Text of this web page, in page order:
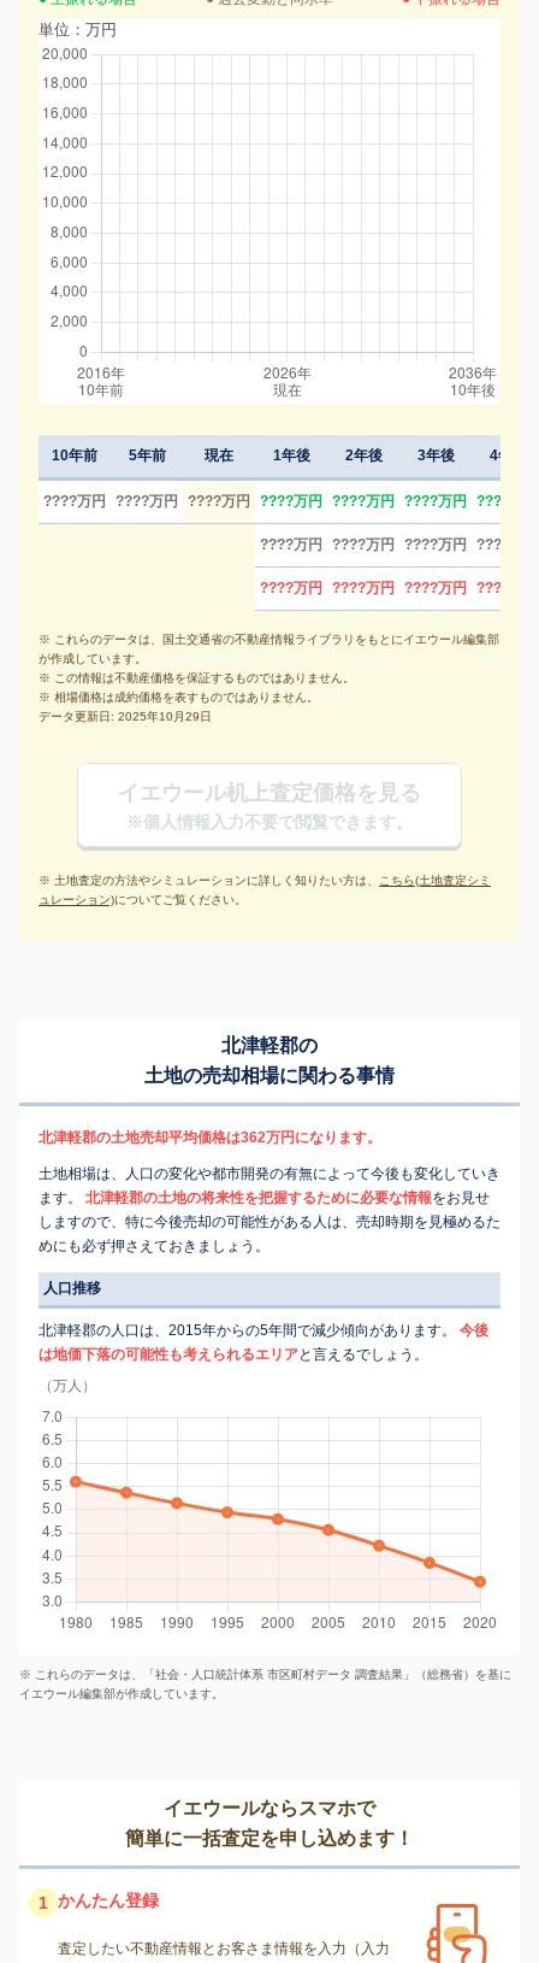
単位：万円
10年前 5年前 現在
????万円 ????万円 ????万円
1年後 2年後 3年後 4年後
????万円 ????万円 ????万円 ????万円
????万円 ????万円 ????万円 ????万円
????万円 ????万円 ????万円 ????万円
※ これらのデータは、国土交通省の不動産情報ライブラリをもとにイエウール編集部
が作成しています。
※ この情報は不動産価格を保証するものではありません。
※ 相場価格は成約価格を表すものではありません。
データ更新日: 2025年10月29日
イエウール机上査定価格を見る
※個人情報入力不要で閲覧できます。
※ 土地査定の方法やシミュレーションに詳しく知りたい方は、 こちら(土地査定シミ
ュレーション)についてご覧ください。
北津軽郡の
土地の売却相場に関わる事情
北津軽郡の土地売却平均価格は362万円になります。
土地相場は、人口の変化や都市開発の有無によって今後も変化していき
ます。
北津軽郡の土地の将来性を把握するために必要な情報をお見せ
しますので、特に今後売却の可能性がある人は、売却時期を見極めるた
めにも必ず押さえておきましょう。
人口推移
北津軽郡の人口は、2015年からの5年間で減少傾向があります。
今後
は地価下落の可能性も考えられるエリアと言えるでしょう。
（万人）
※ これらのデータは、「社会・人口統計体系 市区町村データ 調査結果」（総務省）を基に
イエウール編集部が作成しています。
イエウールならスマホで
簡単に一括査定を申し込めます！
1 かんたん登録
査定したい不動産情報とお客さま情報を入力（入力